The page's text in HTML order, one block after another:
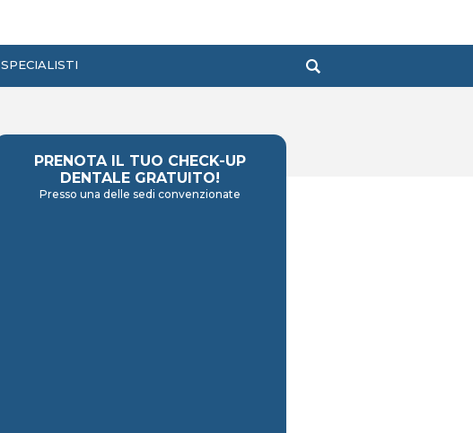
SPECIALISTI
PRENOTA IL TUO CHECK-UP
DENTALE GRATUITO!
Presso una delle sedi convenzionate